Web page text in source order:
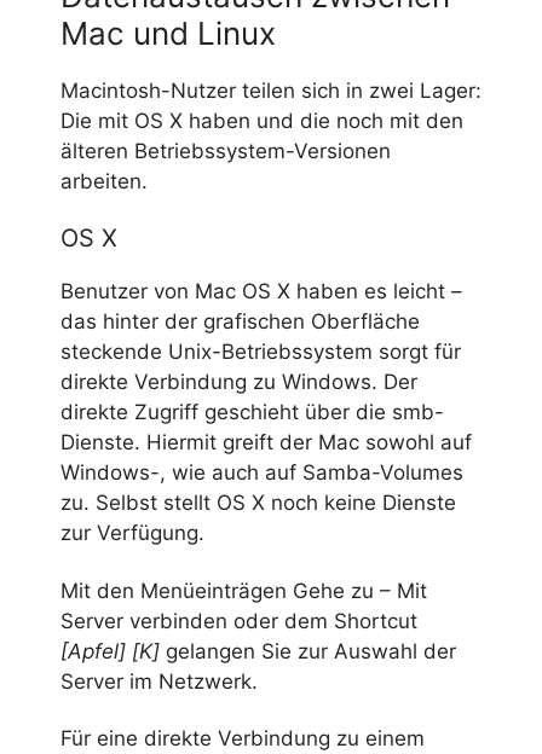
Mac und Linux
Macintosh-Nutzer teilen sich in zwei Lager:
Die mit OS X haben und die noch mit den
älteren Betriebssystem-Versionen
arbeiten.
OS X
Benutzer von Mac OS X haben es leicht –
das hinter der grafischen Oberfläche
steckende Unix-Betriebssystem sorgt für
direkte Verbindung zu Windows. Der
direkte Zugriff geschieht über die smb-
Dienste. Hiermit greift der Mac sowohl auf
Windows-, wie auch auf Samba-Volumes
zu. Selbst stellt OS X noch keine Dienste
zur Verfügung.
Mit den Menüeinträgen Gehe zu – Mit
Server verbinden oder dem Shortcut
[Apfel] [K] gelangen Sie zur Auswahl der
Server im Netzwerk.
Für eine direkte Verbindung zu einem